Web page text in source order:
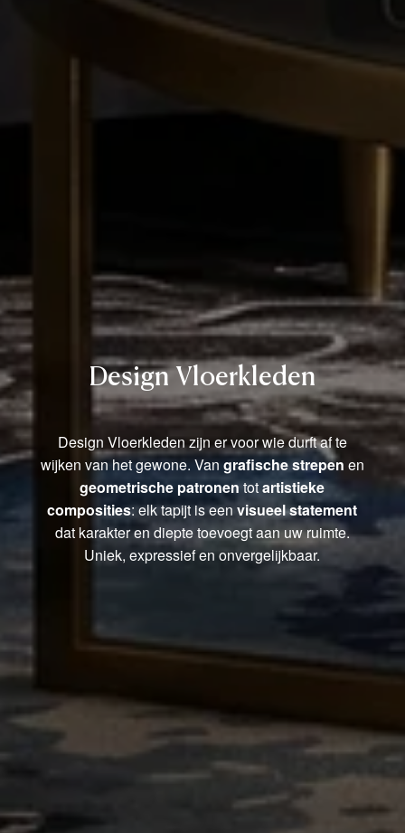
Design Vloerkleden
Design Vloerkleden zijn er voor wie durft af te
wijken van het gewone. Vangrafische strepen en
geometrische patronentotartistieke
composities: elk tapijt is eenvisueel statement
dat karakter en diepte toevoegt aan uw ruimte.
Uniek, expressief en onvergelijkbaar.